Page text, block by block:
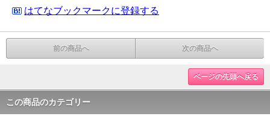
はてなブックマークに登録する
前の商品へ 次の商品へ
ページの先頭へ戻る
この商品のカテゴリー